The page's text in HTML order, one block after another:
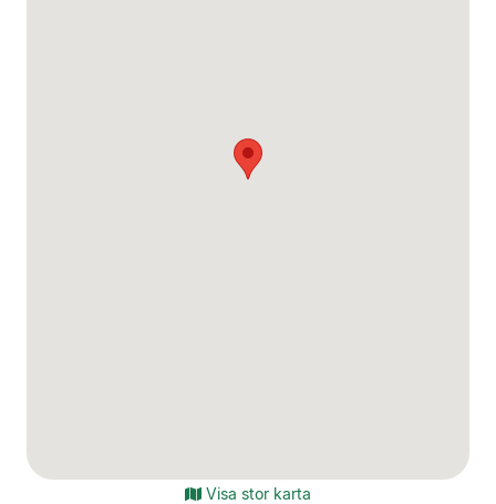
Visa stor karta